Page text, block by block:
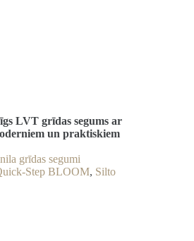
LVT grīdas segums ar
un praktiskiem
grīdas segumi
Step BLOOM, Silto